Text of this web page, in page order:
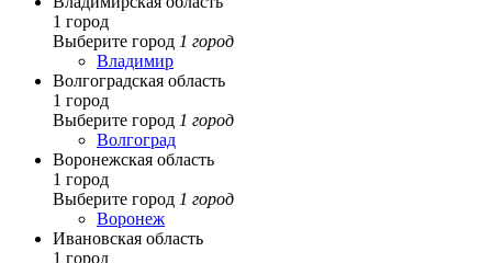
1 город
Выберите город 1 город
Владимир
Волгоградская область
1 город
Выберите город 1 город
Волгоград
Воронежская область
1 город
Выберите город 1 город
Воронеж
Ивановская область
1 город